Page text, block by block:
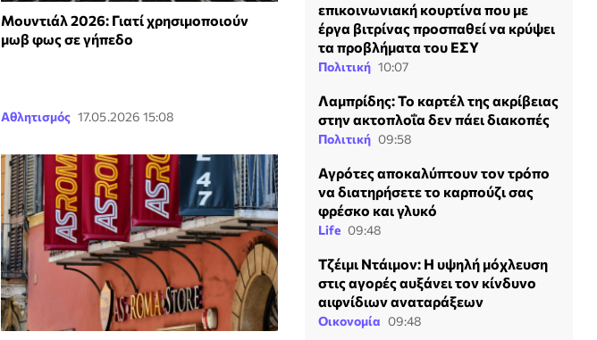
Μουντιάλ 2026: Γιατί χρησιμοποιούν
μωβ φως σε γήπεδο
Αθλητισμός 17.05.2026 15:08
επικοινωνιακή κουρτίνα που με
έργα βιτρίνας προσπαθεί να κρύψει
τα προβλήματα του ΕΣΥ
Πολιτική 10:07
Λαμπρίδης: Το καρτέλ της ακρίβειας
στην ακτοπλοΐα δεν πάει διακοπές
Πολιτική 09:58
Αγρότες αποκαλύπτουν τον τρόπο
να διατηρήσετε το καρπούζι σας
φρέσκο και γλυκό
Life 09:48
Τζέιμι Ντάιμον: Η υψηλή μόχλευση
στις αγορές αυξάνει τον κίνδυνο
αιφνίδιων αναταράξεων
Οικονομία 09:48